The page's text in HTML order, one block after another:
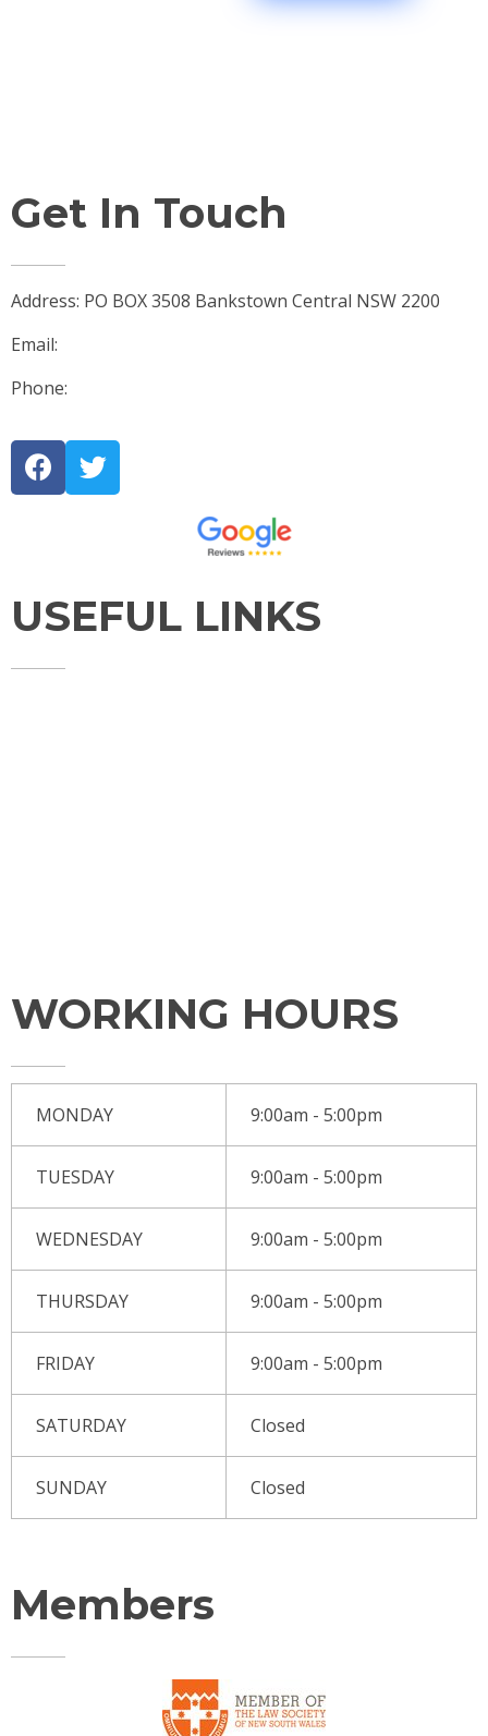
Get In Touch
Address: PO BOX 3508 Bankstown Central NSW 2200
Email:
Phone:
USEFUL LINKS
WORKING HOURS
MONDAY 9:00am - 5:00pm
TUESDAY 9:00am - 5:00pm
WEDNESDAY 9:00am - 5:00pm
THURSDAY 9:00am - 5:00pm
FRIDAY 9:00am - 5:00pm
SATURDAY Closed
SUNDAY Closed
Members